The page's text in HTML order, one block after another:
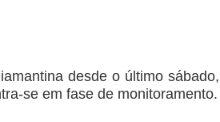
desde o último sábado,
se em fase de monitoramento.